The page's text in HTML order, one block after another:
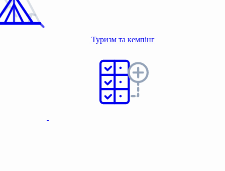
Туризм та кемпінг